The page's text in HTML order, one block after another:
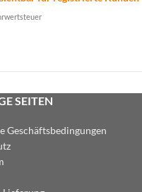
SEITEN
Geschäftsbedingungen